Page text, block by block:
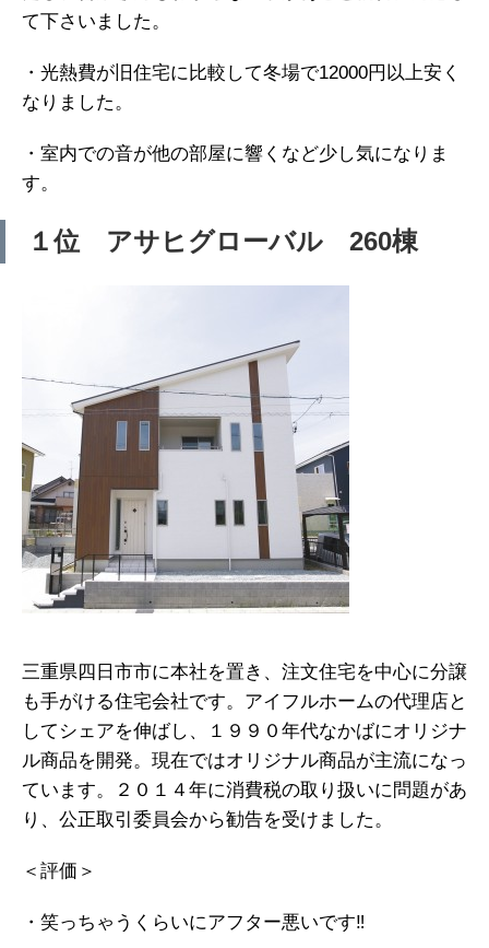
て下さいました。
・光熱費が旧住宅に比較して冬場で12000円以上安く
なりました。
・室内での音が他の部屋に響くなど少し気になりま
す。
１位 アサヒグローバル 260棟
三重県四日市市に本社を置き、注文住宅を中心に分譲
も手がける住宅会社です。アイフルホームの代理店と
してシェアを伸ばし、１９９０年代なかばにオリジナ
ル商品を開発。現在ではオリジナル商品が主流になっ
ています。２０１４年に消費税の取り扱いに問題があ
り、公正取引委員会から勧告を受けました。
＜評価＞
・笑っちゃうくらいにアフター悪いです‼